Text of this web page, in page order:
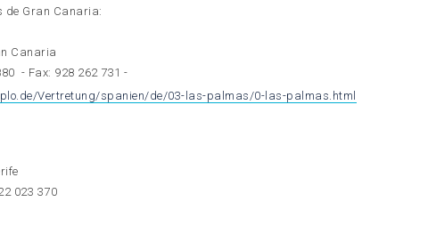
de Gran Canaria:
Canaria
- Fax: 928 262 731 -
Vertretung/spanien/de/03-las-palmas/0-las-palmas.html
023 370